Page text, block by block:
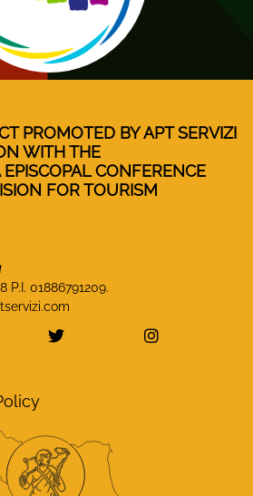
PROMOTED BY APT SERVIZI
WITH THE
CONFERENCE
FOR TOURISM
P.I. 01886791209.
Romagna Facebook profile
Emilia-Romagna
visit Monasteri Emilia-
visit